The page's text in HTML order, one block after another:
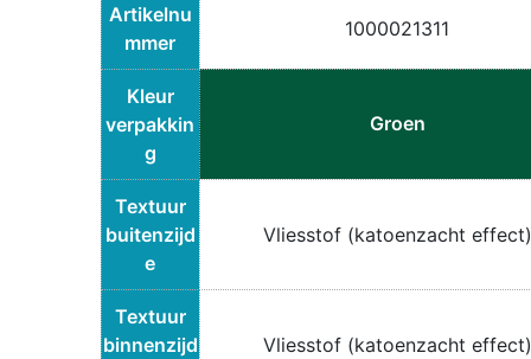
Artikelnu
mmer
1000021311
Kleur
verpakkin
g
Groen
Textuur
buitenzijd
e
Vliesstof (katoenzacht effect)
Textuur
binnenzijd
Vliesstof (katoenzacht effect)